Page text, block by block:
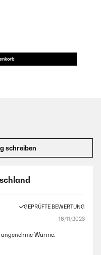
schreiben
GEPRÜFTE BEWERTUNG
16/11/2023
Wärme.